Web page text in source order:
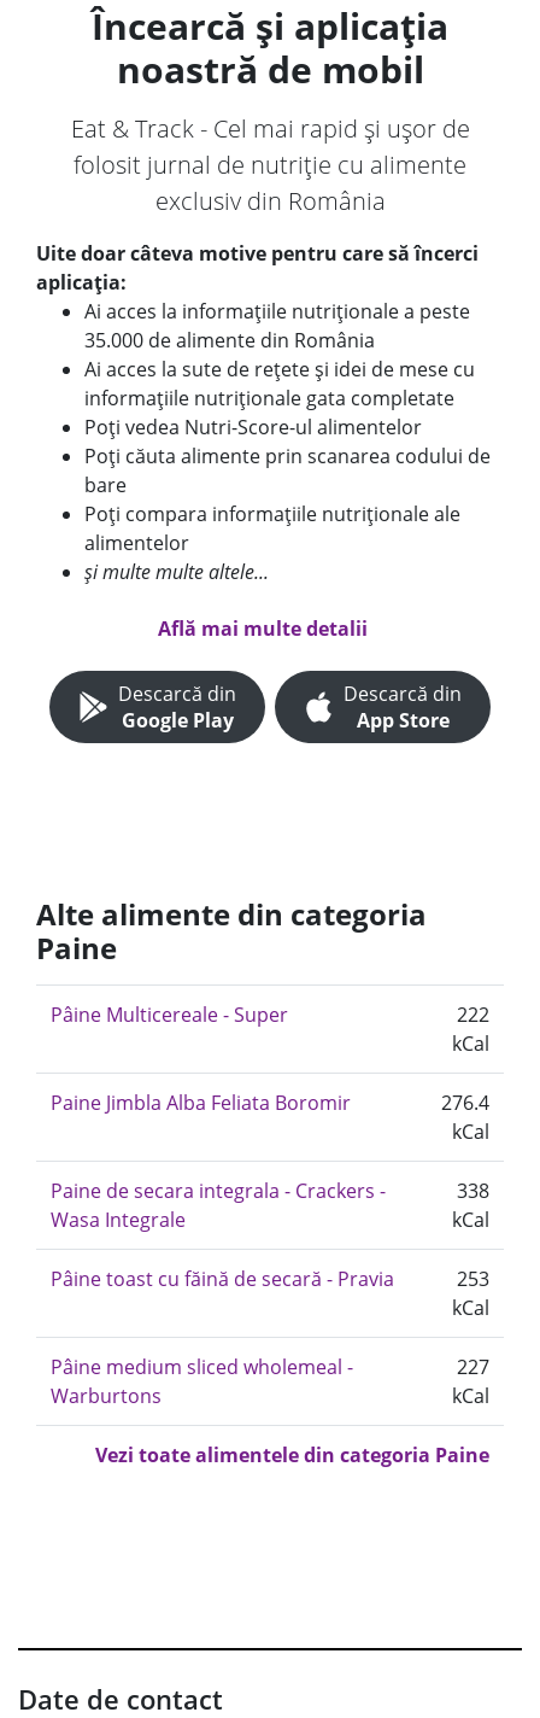
Încearcă și aplicația
noastră de mobil
Eat & Track - Cel mai rapid și ușor de
folosit jurnal de nutriție cu alimente
exclusiv din România
Uite doar câteva motive pentru care să încerci
aplicația:
Ai acces la informațiile nutriționale a peste
35.000 de alimente din România
Ai acces la sute de rețete și idei de mese cu
informațiile nutriționale gata completate
Poți vedea Nutri-Score-ul alimentelor
Poți căuta alimente prin scanarea codului de
bare
Poți compara informațiile nutriționale ale
alimentelor
și multe multe altele...
Află mai multe detalii
Descarcă din
Google Play
Descarcă din
App Store
Alte alimente din categoria
Paine
Pâine Multicereale - Super
222
kCal
Paine Jimbla Alba Feliata Boromir
276.4
kCal
Paine de secara integrala - Crackers -
Wasa Integrale
338
kCal
Pâine toast cu făină de secară - Pravia
253
kCal
Pâine medium sliced wholemeal -
Warburtons
227
kCal
Vezi toate alimentele din categoria Paine
Date de contact